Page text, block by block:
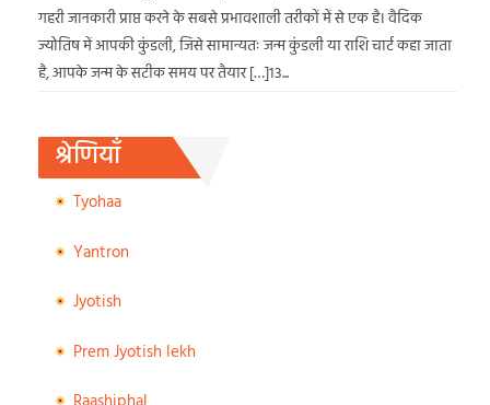
गहरी जानकारी प्राप्त करने के सबसे प्रभावशाली तरीकों में से एक है। वैदिक
ज्योतिष में आपकी कुंडली, जिसे सामान्यतः जन्म कुंडली या राशि चार्ट कहा जाता
है, आपके जन्म के सटीक समय पर तैयार […]13...
श्रेणियाँ
Tyohaa
Yantron
Jyotish
Prem Jyotish lekh